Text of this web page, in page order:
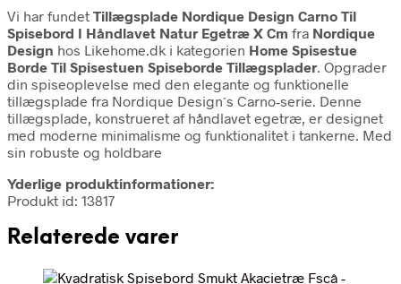
Vi har fundet Tillægsplade Nordique Design Carno Til
Spisebord I Håndlavet Natur Egetræ X Cm fra Nordique
Design hos Likehome.dk i kategorien Home Spisestue
Borde Til Spisestuen Spiseborde Tillægsplader. Opgrader
din spiseoplevelse med den elegante og funktionelle
tillægsplade fra Nordique Design´s Carno-serie. Denne
tillægsplade, konstrueret af håndlavet egetræ, er designet
med moderne minimalisme og funktionalitet i tankerne. Med
sin robuste og holdbare
Yderlige produktinformationer:
Produkt id: 13817
Relaterede varer